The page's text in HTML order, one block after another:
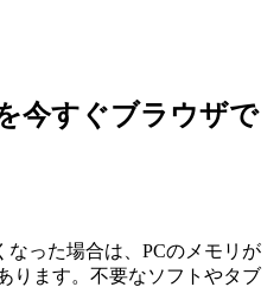
今すぐブラウザで
なった場合は、PCのメモリが
ります。不要なソフトやタブ